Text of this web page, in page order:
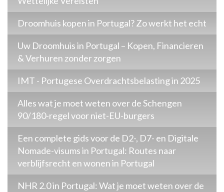
Droomhuis kopen in Portugal? Zo werkt het echt
Uw Droomhuis in Portugal – Kopen, Financieren
& Verhuren zonder zorgen
IMT - Portugese Overdrachtsbelasting in 2025
Alles wat je moet weten over de Schengen
90/180-regel voor niet-EU-burgers
Een complete gids voor de D2-, D7- en Digitale
Nomade-visums in Portugal: Routes naar
verblijfsrecht en wonen in Portugal
NHR 2.0 in Portugal: Wat je moet weten over de